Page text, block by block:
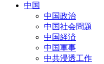
中国
中国政治
中国社会問題
中国経済
中国軍事
中共浸透工作